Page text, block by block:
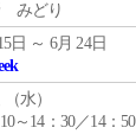
みどり
日 ～ 6月 24日
（水）
～14：30／14：